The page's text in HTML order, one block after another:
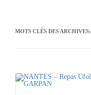
MOTS CLÉS DES ARCHIVES: